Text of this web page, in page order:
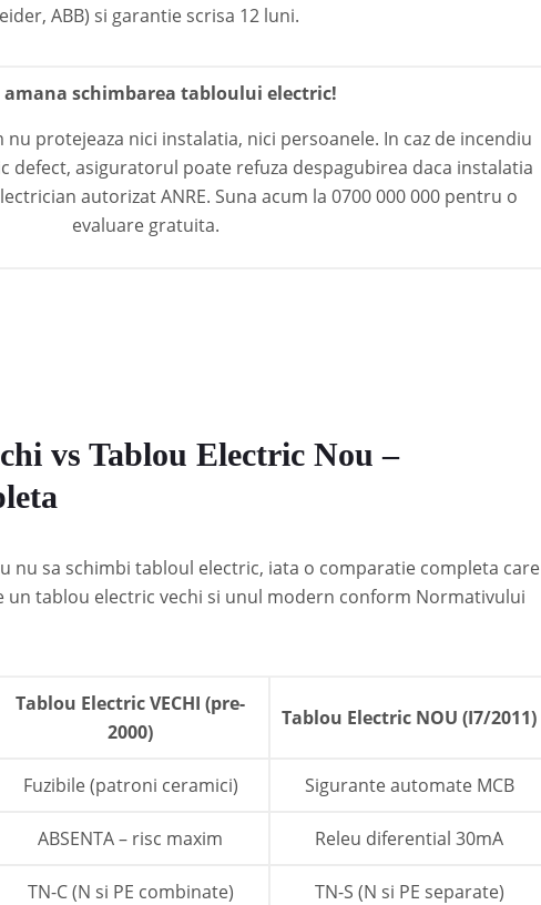
ABB) si garantie scrisa 12 luni.
schimbarea tabloului electric!
protejeaza nici instalatia, nici persoanele. In caz de incendiu
defect, asiguratorul poate refuza despagubirea daca instalatia
autorizat ANRE. Suna acum la 0700 000 000 pentru o
evaluare gratuita.
vs Tablou Electric Nou –
nu sa schimbi tabloul electric, iata o comparatie completa care
tablou electric vechi si unul modern conform Normativului
Tablou Electric VECHI (pre-
2000)
Tablou Electric NOU (I7/2011)
Fuzibile (patroni ceramici) Sigurante automate MCB
ABSENTA – risc maxim Releu diferential 30mA
TN-C (N si PE combinate) TN-S (N si PE separate)